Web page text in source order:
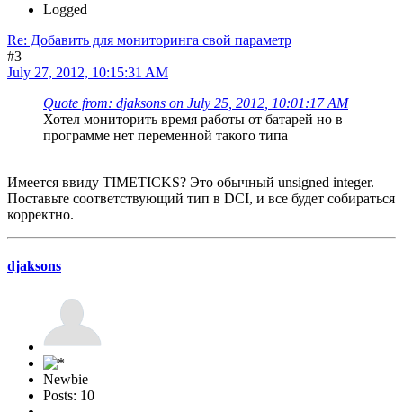
Logged
Re: Добавить для мониторинга свой параметр
#3
July 27, 2012, 10:15:31 AM
Quote from: djaksons on July 25, 2012, 10:01:17 AM
Хотел мониторить время работы от батарей но в
программе нет переменной такого типа
Имеется ввиду TIMETICKS? Это обычный unsigned integer.
Поставьте соответствующий тип в DCI, и все будет собираться
корректно.
djaksons
Newbie
Posts: 10